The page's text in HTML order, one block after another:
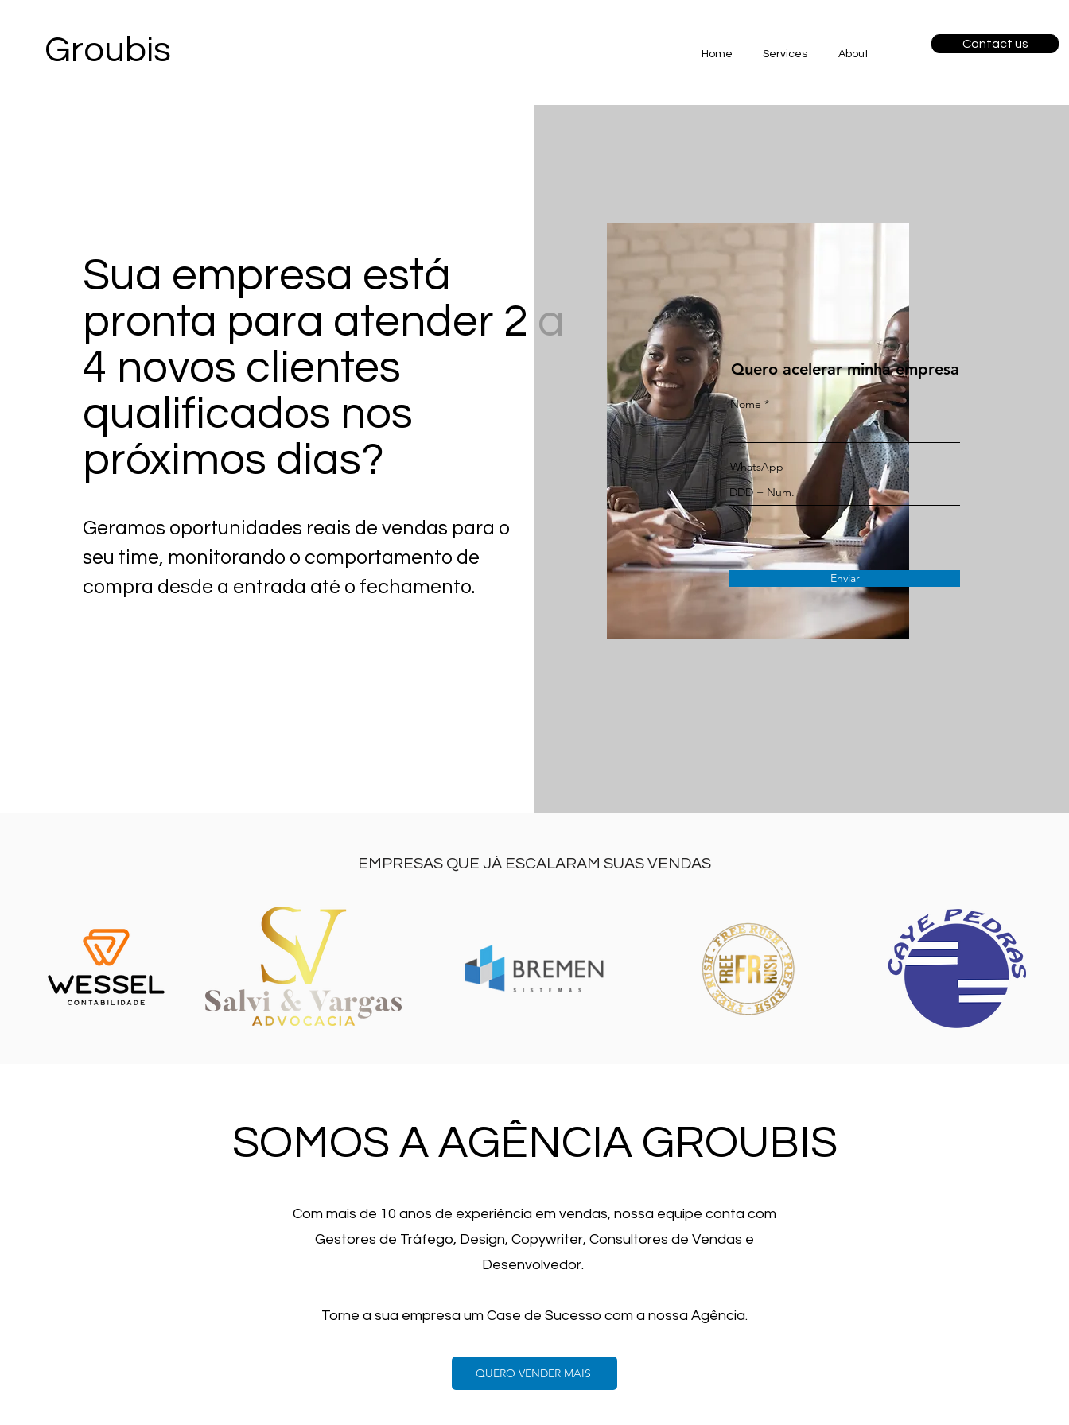
Groubis Home Services About
Contact us
Sua empresa está
pronta para atender 2 a
4 novos clientes
qualificados nos
próximos dias?
Geramos oportunidades reais de vendas para o
seu time, monitorando o comportamento de
compra desde a entrada até o fechamento.
Quero acelerar minha empresa
Nome
WhatsApp
Enviar
EMPRESAS QUE JÁ ESCALARAM SUAS VENDAS
SOMOS A AGÊNCIA GROUBIS
Com mais de 10 anos de experiência em vendas, nossa equipe conta com
Gestores de Tráfego, Design, Copywriter, Consultores de Vendas e
Desenvolvedor.
Torne a sua empresa um Case de Sucesso com a nossa Agência.
QUERO VENDER MAIS